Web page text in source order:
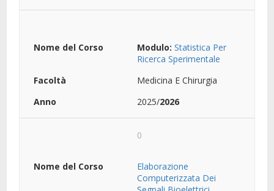
Modulo: Statistica Per
Ricerca Sperimentale
Medicina E Chirurgia
2025/2026
0
Elaborazione
Computerizzata Dei